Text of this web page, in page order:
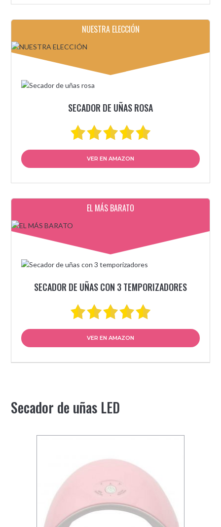
NUESTRA ELECCIÓN
SECADOR DE UÑAS ROSA
VER EN AMAZON
EL MÁS BARATO
SECADOR DE UÑAS CON 3 TEMPORIZADORES
VER EN AMAZON
Secador de uñas LED